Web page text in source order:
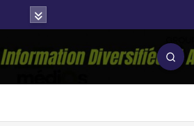
Groupe Aigle
Médias